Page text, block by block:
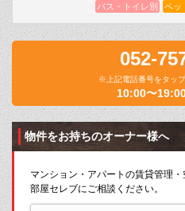
バス・トイレ別
ペッ
052-
※上記電話番号をタッ
10:00〜
物件をお持ちのオーナー様へ
マンション・アパートの賃貸管理・
部屋セレブにご相談ください。